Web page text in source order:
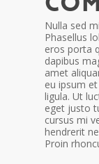
Nulla sed
Phasellus
eros porta
dapibus
amet
eu ipsum
ligula. Ut
eget justo
cursus mi
hendrerit
Proin